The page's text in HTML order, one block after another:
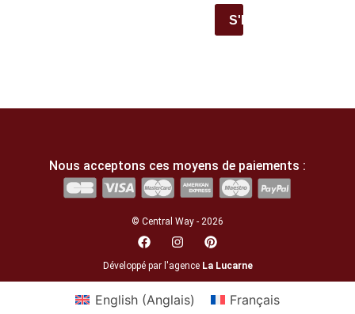
S'INSCRIRE
Nous acceptons ces moyens de paiements :
© Central Way - 2026
Développé par l'agence La Lucarne
English(Anglais) Français